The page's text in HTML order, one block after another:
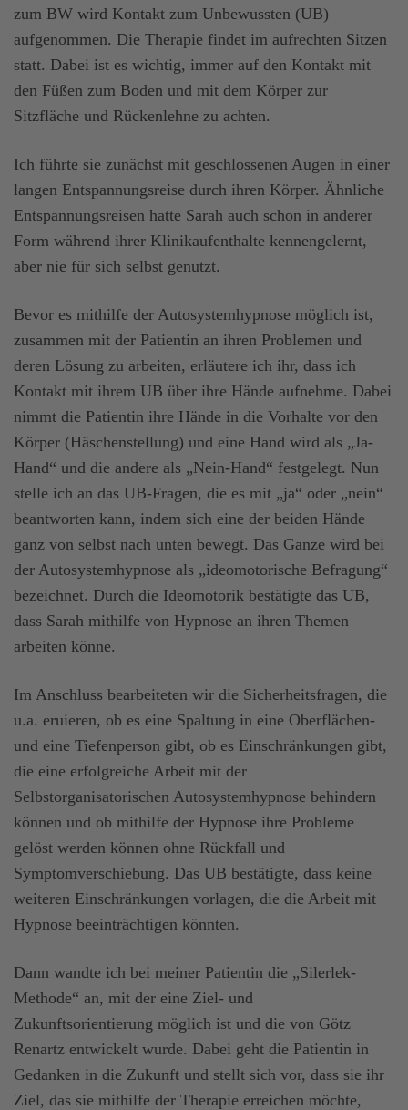
zum BW wird Kontakt zum Unbewussten (UB)
aufgenommen. Die Therapie findet im aufrechten Sitzen
statt. Dabei ist es wichtig, immer auf den Kontakt mit
den Füßen zum Boden und mit dem Körper zur
Sitzfläche und Rückenlehne zu achten.
Ich führte sie zunächst mit geschlossenen Augen in einer
langen Entspannungsreise durch ihren Körper. Ähnliche
Entspannungsreisen hatte Sarah auch schon in anderer
Form während ihrer Klinikaufenthalte kennengelernt,
aber nie für sich selbst genutzt.
Bevor es mithilfe der Autosystemhypnose möglich ist,
zusammen mit der Patientin an ihren Problemen und
deren Lösung zu arbeiten, erläutere ich ihr, dass ich
Kontakt mit ihrem UB über ihre Hände aufnehme. Dabei
nimmt die Patientin ihre Hände in die Vorhalte vor den
Körper (Häschenstellung) und eine Hand wird als „Ja-
Hand“ und die andere als „Nein-Hand“ festgelegt. Nun
stelle ich an das UB-Fragen, die es mit „ja“ oder „nein“
beantworten kann, indem sich eine der beiden Hände
ganz von selbst nach unten bewegt. Das Ganze wird bei
der Autosystemhypnose als „ideomotorische Befragung“
bezeichnet. Durch die Ideomotorik bestätigte das UB,
dass Sarah mithilfe von Hypnose an ihren Themen
arbeiten könne.
Im Anschluss bearbeiteten wir die Sicherheitsfragen, die
u.a. eruieren, ob es eine Spaltung in eine Oberflächen-
und eine Tiefenperson gibt, ob es Einschränkungen gibt,
die eine erfolgreiche Arbeit mit der
Selbstorganisatorischen Autosystemhypnose behindern
können und ob mithilfe der Hypnose ihre Probleme
gelöst werden können ohne Rückfall und
Symptomverschiebung. Das UB bestätigte, dass keine
weiteren Einschränkungen vorlagen, die die Arbeit mit
Hypnose beeinträchtigen könnten.
Dann wandte ich bei meiner Patientin die „Silerlek-
Methode“ an, mit der eine Ziel- und
Zukunftsorientierung möglich ist und die von Götz
Renartz entwickelt wurde. Dabei geht die Patientin in
Gedanken in die Zukunft und stellt sich vor, dass sie ihr
Ziel, das sie mithilfe der Therapie erreichen möchte,